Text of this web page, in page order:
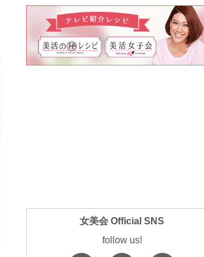
女美会 Official SNS
follow us!